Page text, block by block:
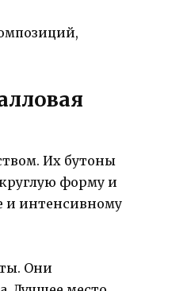
Их бутоны
форму и
и интенсивному
Они